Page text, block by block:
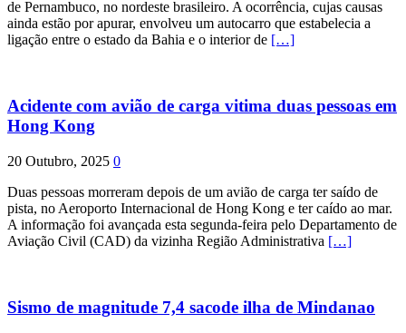
de Pernambuco, no nordeste brasileiro. A ocorrência, cujas causas
ainda estão por apurar, envolveu um autocarro que estabelecia a
ligação entre o estado da Bahia e o interior de […]
Acidente com avião de carga vitima duas pessoas em
Hong Kong
20 Outubro, 2025 0
Duas pessoas morreram depois de um avião de carga ter saído de
pista, no Aeroporto Internacional de Hong Kong e ter caído ao mar.
A informação foi avançada esta segunda-feira pelo Departamento de
Aviação Civil (CAD) da vizinha Região Administrativa […]
Sismo de magnitude 7,4 sacode ilha de Mindanao